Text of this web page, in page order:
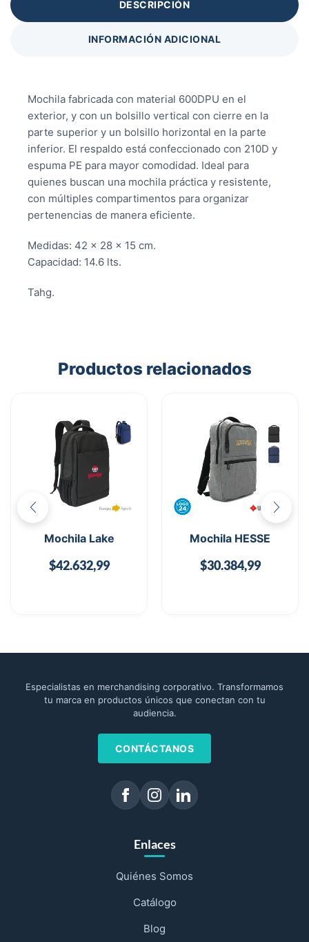
DESCRIPCIÓN
INFORMACIÓN ADICIONAL
Mochila fabricada con material 600DPU en el
exterior, y con un bolsillo vertical con cierre en la
parte superior y un bolsillo horizontal en la parte
inferior. El respaldo está confeccionado con 210D y
espuma PE para mayor comodidad. Ideal para
quienes buscan una mochila práctica y resistente,
con múltiples compartimentos para organizar
pertenencias de manera eficiente.
Medidas: 42 x 28 x 15 cm.
Capacidad: 14.6 lts.
Tahg.
Productos relacionados
Mochila Lake
$42.632,99
Mochila HESSE
$30.384,99
Especialistas en merchandising corporativo. Transformamos
tu marca en productos únicos que conectan con tu
audiencia.
CONTÁCTANOS
Enlaces
Quiénes Somos
Catálogo
Blog